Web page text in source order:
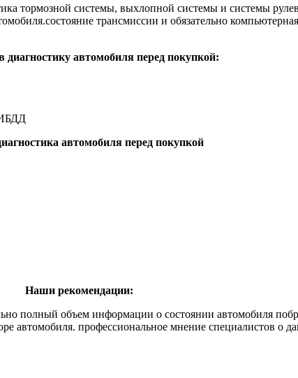
тормозной системы, выхлопной системы и системы
трансмиссии и обязательно
диагностику автомобиля перед покупкой:
автомобиля перед покупкой
Наши рекомендации:
полный объем информации о состоянии автомобиля
профессиональное мнение специалистов о